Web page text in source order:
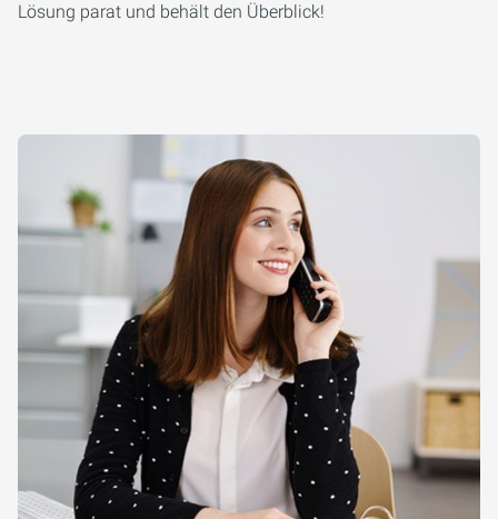
Lösung parat und behält den Überblick!